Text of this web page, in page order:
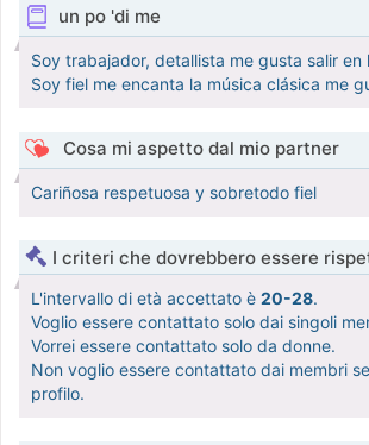
un po 'di me
Soy trabajador, detallista me gusta salir en
Soy fiel me encanta la música clásica me
Cosa mi aspetto dal mio partner
Cariñosa respetuosa y sobretodo fiel
I criteri che dovrebbero essere
L'intervallo di età accettato è 20-28.
Voglio essere contattato solo dai singoli
Vorrei essere contattato solo da donne.
Non voglio essere contattato dai membri
profilo.